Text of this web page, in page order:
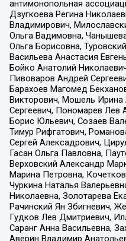
антимонопольная
Дзугкоева Регина
Владимирович,
Ольга Вадимовна,
Ольга Борисовна,
Васильева Анастасия
Бойко Анатолий
Пивоваров Андрей
Барахоев Магомед
Викторович, Мошель
Сергеевич, Пономарев Лев
Борис Юльевич, Созаев
Тимур Рифгатович,
Сергей Алексадрович,
Гасан Ольга Павловна,
Верховский Александр
Марина Петровна,
Чуркина Наталья
Николаевна, Золотарева
Рачинский Ян Збигневич,
Гудков Лев Дмитриевич,
Саранг Анна Васильевна,
Аверин Владимир